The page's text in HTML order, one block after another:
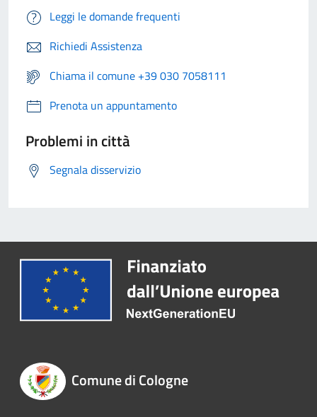
Leggi le domande frequenti
Richiedi Assistenza
Chiama il comune +39 030 7058111
Prenota un appuntamento
Problemi in città
Segnala disservizio
Comune di Cologne